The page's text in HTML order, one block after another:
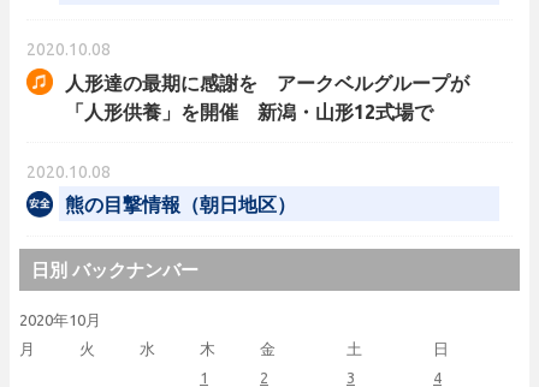
2020.10.08
人形達の最期に感謝を アークベルグループが
「人形供養」を開催 新潟・山形12式場で
2020.10.08
熊の目撃情報（朝日地区）
日別 バックナンバー
2020年10月
月
火 水 木 金 土 日
1 2 3
4